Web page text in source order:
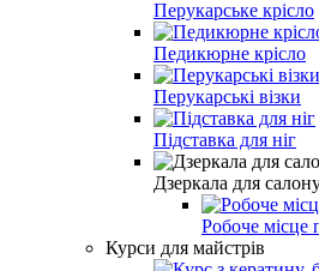
Перукарське крісло
Педикюрне крісло
Перукарські візки
Підставка для ніг
Дзеркала для
Робоче місце
Курси для майстрів